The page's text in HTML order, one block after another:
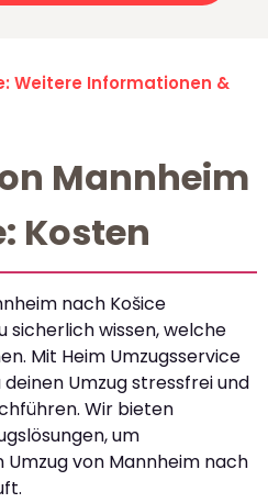
Weitere Informationen &
Mannheim
Kosten
nach Košice
sicherlich wissen, welche
Mit Heim Umzugsservice
Umzug stressfrei und
Wir bieten
um
Umzug von Mannheim nach